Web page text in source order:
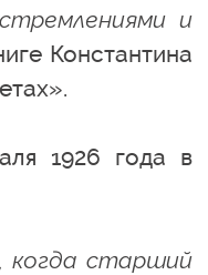
и
Константина
1926 года в
когда старший